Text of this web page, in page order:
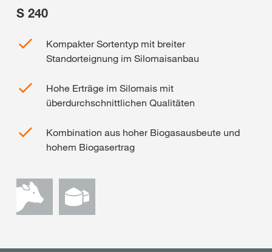
S 240
Kompakter Sortentyp mit breiter
Standorteignung im Silomaisanbau
Hohe Erträge im Silomais mit
überdurchschnittlichen Qualitäten
Kombination aus hoher Biogasausbeute und
hohem Biogasertrag